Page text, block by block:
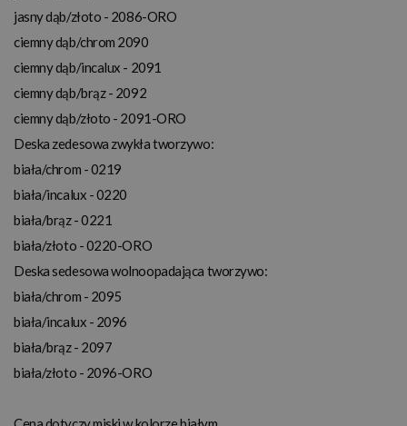
jasny dąb/złoto - 2086-ORO
ciemny dąb/chrom 2090
ciemny dąb/incalux - 2091
ciemny dąb/brąz - 2092
ciemny dąb/złoto - 2091-ORO
Deska zedesowa zwykła tworzywo:
biała/chrom - 0219
biała/incalux - 0220
biała/brąz - 0221
biała/złoto - 0220-ORO
Deska sedesowa wolnoopadająca tworzywo:
biała/chrom - 2095
biała/incalux - 2096
biała/brąz - 2097
biała/złoto - 2096-ORO